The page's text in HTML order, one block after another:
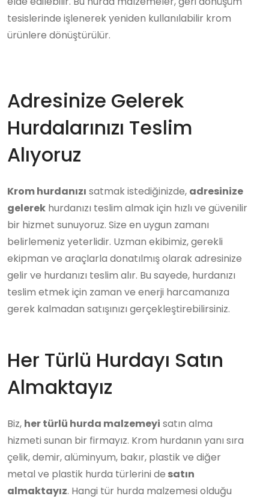
tesislerinde işlenerek yeniden kullanılabilir krom
ürünlere dönüştürülür.
Adresinize Gelerek
Hurdalarınızı Teslim
Alıyoruz
Krom hurdanızı satmak istediğinizde, adresinize
gelerek hurdanızı teslim almak için hızlı ve güvenilir
bir hizmet sunuyoruz. Size en uygun zamanı
belirlemeniz yeterlidir. Uzman ekibimiz, gerekli
ekipman ve araçlarla donatılmış olarak adresinize
gelir ve hurdanızı teslim alır. Bu sayede, hurdanızı
teslim etmek için zaman ve enerji harcamanıza
gerek kalmadan satışınızı gerçekleştirebilirsiniz.
Her Türlü Hurdayı Satın
Almaktayız
Biz, her türlü hurda malzemeyi satın alma
hizmeti sunan bir firmayız. Krom hurdanın yanı sıra
çelik, demir, alüminyum, bakır, plastik ve diğer
metal ve plastik hurda türlerini de satın
almaktayız. Hangi tür hurda malzemesi olduğu